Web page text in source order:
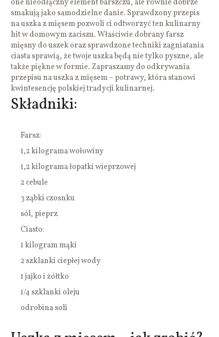
one nieodłączny element barszczu, ale równie dobrze
smakują jako samodzielne danie. Sprawdzony przepis
na uszka z mięsem pozwoli ci odtworzyć ten kulinarny
hit w domowym zaciszu. Właściwie dobrany farsz
mięsny do uszek oraz sprawdzone techniki zagniatania
ciasta sprawią, że twoje uszka będą nie tylko pyszne, ale
także piękne w formie. Zapraszamy do odkrywania
przepisu na uszka z mięsem – potrawy, która stanowi
kwintesencję polskiej tradycji kulinarnej.
Składniki:
Farsz:
1,2 kilograma wołowiny
1,2 kilograma łopatki wieprzowej
2 cebule
3 ząbki czosnku
sól, pieprz
Ciasto:
1 kilogram mąki
2 szklanki ciepłej wody
1 jajko i żółtko
1/4 szklanki oleju
odrobina soli